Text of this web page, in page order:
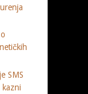
SMS
kazni